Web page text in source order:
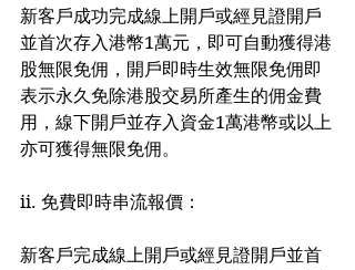
新客戶成功完成線上開戶或經見證開戶
並首次存入港幣1萬元，即可自動獲得港
股無限免佣，開戶即時生效無限免佣即
表示永久免除港股交易所產生的佣金費
用，線下開戶並存入資金1萬港幣或以上
亦可獲得無限免佣。
ii. 免費即時串流報價：
新客戶完成線上開戶或經見證開戶並首